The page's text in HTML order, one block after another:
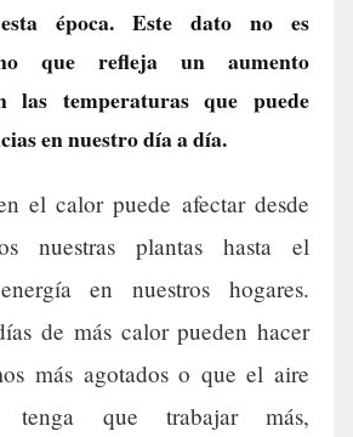
época. Este dato no es
que refleja un aumento
las temperaturas que puede
en nuestro día a día.
el calor puede afectar desde
nuestras plantas hasta el
en nuestros hogares.
de más calor pueden hacer
más agotados o que el aire
tenga que trabajar más,